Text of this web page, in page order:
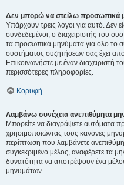
Δεν μπορώ να στείλω προσωπικά
Υπάρχουν τρεις λόγοι για αυτό. Δεν
συνδεδεμένοι, ο διαχειριστής του
τα προσωπικά μηνύματα για όλο το
συστήματος συζητήσεων σας έχει
Επικοινωνήστε με έναν διαχειριστή
περισσότερες πληροφορίες.
Κορυφή
Λαμβάνω συνέχεια ανεπιθύμητα
Μπορείτε να διαγράψετε αυτόματα
χρησιμοποιώντας τους κανόνες
περίπτωση που λαμβάνετε
συγκεκριμένο μέλος, αναφέρετε τα
δυνατότητα να αποτρέψουν ένα
μηνυμάτων.